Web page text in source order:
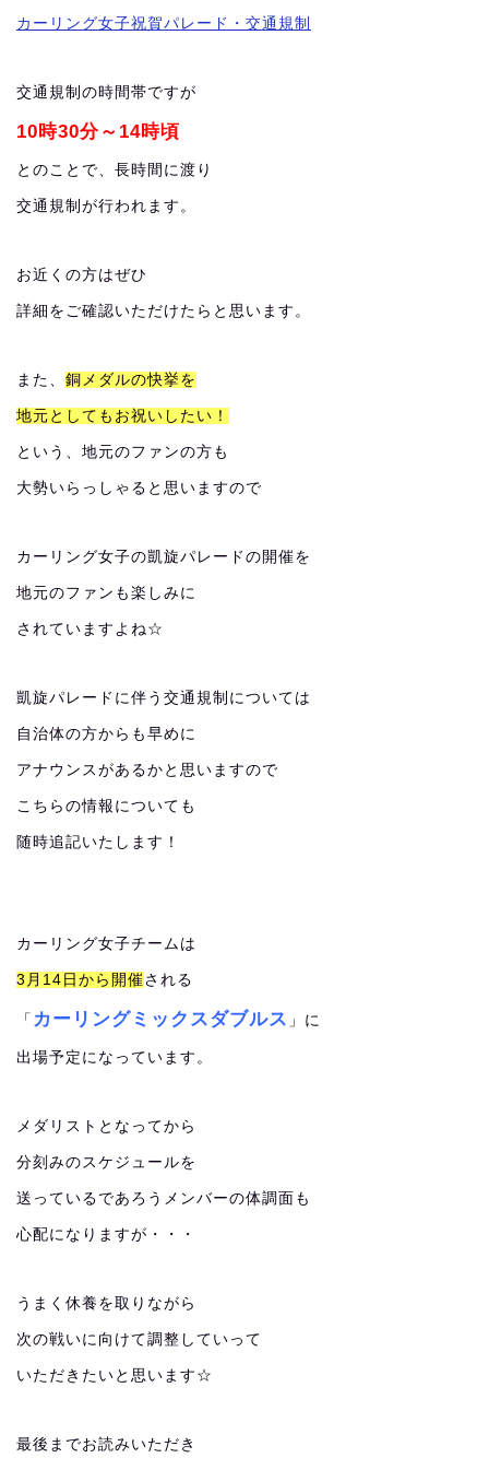
カーリング女子祝賀パレード・交通規制
交通規制の時間帯ですが
10時30分～14時頃
とのことで、長時間に渡り
交通規制が行われます。
お近くの方はぜひ
詳細をご確認いただけたらと思います。
また、 銅メダルの快挙を
地元としてもお祝いしたい！
という、地元のファンの方も
大勢いらっしゃると思いますので
カーリング女子の凱旋パレードの開催を
地元のファンも楽しみに
されていますよね☆
凱旋パレードに伴う交通規制については
自治体の方からも早めに
アナウンスがあるかと思いますので
こちらの情報についても
随時追記いたします！
カーリング女子チームは
3月14日から開催される
「 カーリングミックスダブルス 」に
出場予定になっています。
メダリストとなってから
分刻みのスケジュールを
送っているであろうメンバーの体調面も
心配になりますが・・・
うまく休養を取りながら
次の戦いに向けて調整していって
いただきたいと思います☆
最後までお読みいただき